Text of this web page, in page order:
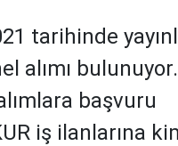
tarihinde
alımı
başvuru
iş ilanlarına